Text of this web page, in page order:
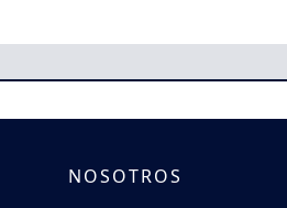
NOSOTROS